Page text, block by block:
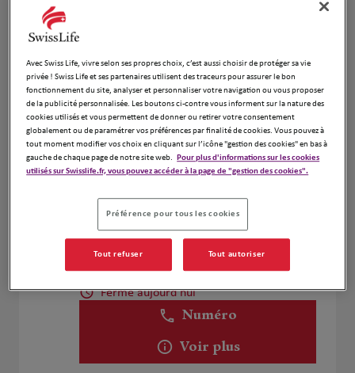
4
7.27 km
Amoyal Florent
26 Rue de Prony
92600 Asnières sur Seine
Fermé aujourd'hui
Numéro
Voir plus
Nabil SALHI
Fermé aujourd'hui
Numéro
Voir plus
Avec Swiss Life, vivre selon ses propres choix, c’est aussi choisir de protéger sa vie
privée ! Swiss Life et ses partenaires utilisent des traceurs pour assurer le bon
fonctionnement du site, analyser et personnaliser votre navigation ou vous proposer
de la publicité personnalisée. Les boutons ci-contre vous informent sur la nature des
cookies utilisés et vous permettent de donner ou retirer votre consentement
globalement ou de paramétrer vos préférences par finalité de cookies. Vous pouvez à
tout moment modifier vos choix en cliquant sur l’icône "gestion des cookies" en bas à
gauche de chaque page de notre site web. Pour plus d'informations sur les cookies
utilisés sur Swisslife.fr, vous pouvez accéder à la page de "gestion des cookies".
Préférence pour tous les cookies
Tout refuser Tout autoriser